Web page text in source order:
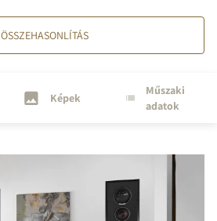
ÖSSZEHASONLÍTÁS
Képek
Műszaki
adatok